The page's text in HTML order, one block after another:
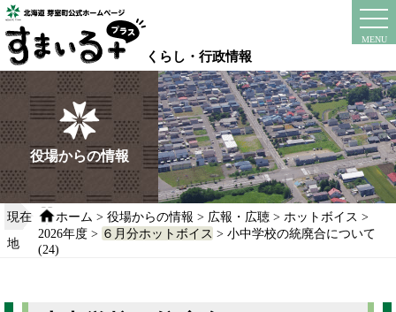
本
文
へ
移
動
る
くらし・行政情報
MENU
instagram
役場からの情報
現在
地
ホーム >役場からの情報 > 広報・広聴 > ホットボイス >
2026年度 > ６月分ホットボイス > 小中学校の統廃合について
(24)